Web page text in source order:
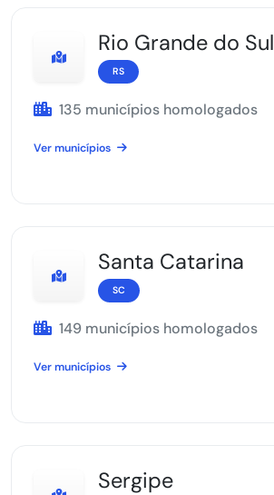
Rio Grande do Sul
RS
135 municípios homologados
Ver municípios
Santa Catarina
SC
149 municípios homologados
Ver municípios
Sergipe